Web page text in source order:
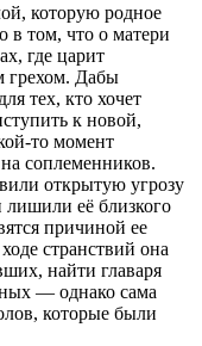
которую родное
в том, что о матери
где царит
грехом. Дабы
тех, кто хочет
к новой,
то момент
соплеменников.
открытую угрозу
её близкого
причиной ее
странствий она
найти главаря
— однако сама
которые были